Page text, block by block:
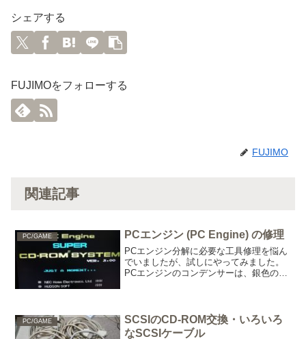
シェアする
FUJIMOをフォローする
FUJIMO
関連記事
PC/GAME PCエンジン (PC Engine) の修理
PCエンジン分解に必要な工具修理を悩ん
でいましたが、試しにやってみました。
PCエンジンのコンデンサーは、銀色の上
いといけないのです...
PC/GAME
SCSIのCD-ROM交換・いろいろ
なSCSIケーブル